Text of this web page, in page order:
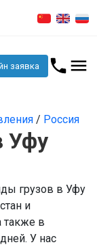
заявка
/ Россия
Уфу
грузов в Уфу
и
также в
У нас